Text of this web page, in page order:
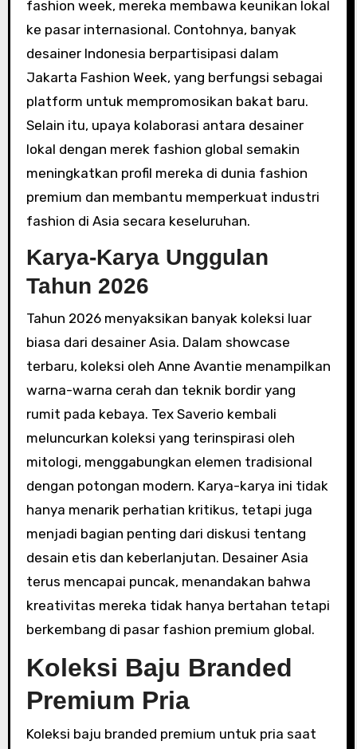
fashion week, mereka membawa keunikan lokal
ke pasar internasional. Contohnya, banyak
desainer Indonesia berpartisipasi dalam
Jakarta Fashion Week, yang berfungsi sebagai
platform untuk mempromosikan bakat baru.
Selain itu, upaya kolaborasi antara desainer
lokal dengan merek fashion global semakin
meningkatkan profil mereka di dunia fashion
premium dan membantu memperkuat industri
fashion di Asia secara keseluruhan.
Karya-Karya Unggulan
Tahun 2026
Tahun 2026 menyaksikan banyak koleksi luar
biasa dari desainer Asia. Dalam showcase
terbaru, koleksi oleh Anne Avantie menampilkan
warna-warna cerah dan teknik bordir yang
rumit pada kebaya. Tex Saverio kembali
meluncurkan koleksi yang terinspirasi oleh
mitologi, menggabungkan elemen tradisional
dengan potongan modern. Karya-karya ini tidak
hanya menarik perhatian kritikus, tetapi juga
menjadi bagian penting dari diskusi tentang
desain etis dan keberlanjutan. Desainer Asia
terus mencapai puncak, menandakan bahwa
kreativitas mereka tidak hanya bertahan tetapi
berkembang di pasar fashion premium global.
Koleksi Baju Branded
Premium Pria
Koleksi baju branded premium untuk pria saat